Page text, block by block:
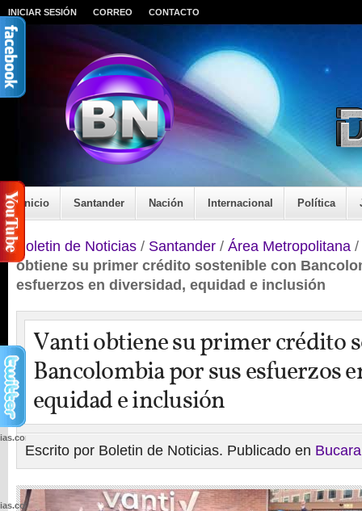
INICIAR SESIÓN CORREO CONTACTO
Inicio Santander Nación Internacional Política
Boletin de Noticias / Santander / Área Metropolitana /
obtiene su primer crédito sostenible con
esfuerzos en diversidad, equidad e inclusión
Vanti obtiene su primer crédito
Bancolombia por sus esfuerzos
equidad e inclusión
Escrito por Boletin de Noticias. Publicado en
wp-
wp-